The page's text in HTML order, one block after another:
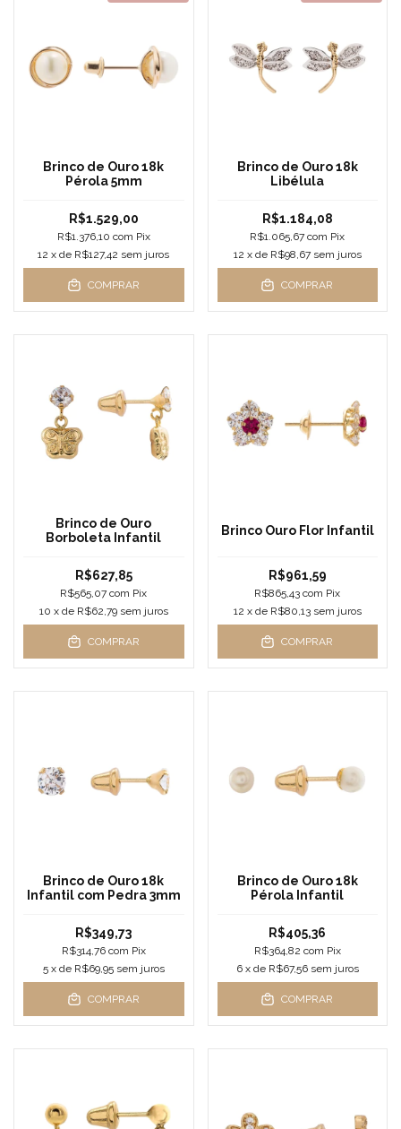
Brinco de Ouro 18k
Pérola 5mm
R$1.529,00
R$1.376,10 com Pix
12 x de R$127,42 sem juros
COMPRAR
Brinco de Ouro 18k
Libélula
R$1.184,08
R$1.065,67com Pix
12 x de R$98,67 sem juros
COMPRAR
Brinco de Ouro
Borboleta Infantil
R$627,85
R$565,07com Pix
10 x de R$62,79 sem juros
COMPRAR
Brinco Ouro Flor Infantil
R$961,59
R$865,43com Pix
12 x de R$80,13 sem juros
COMPRAR
Brinco de Ouro 18k
Infantil com Pedra 3mm
R$349,73
R$314,76 com Pix
5 x de R$69,95 sem juros
COMPRAR
Brinco de Ouro 18k
Pérola Infantil
R$405,36
R$364,82 com Pix
6 x de R$67,56 sem juros
COMPRAR